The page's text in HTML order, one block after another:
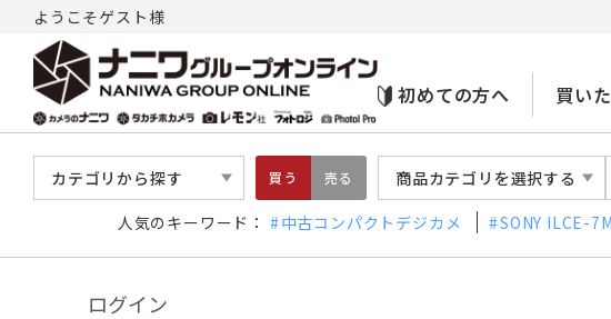
ようこそゲスト様
初めての方へ 買い
カテゴリから探す 買う 売る 商品カテゴリを選択する
人気のキーワード： 中古コンパクトデジカメ SONY ILCE-
ログイン